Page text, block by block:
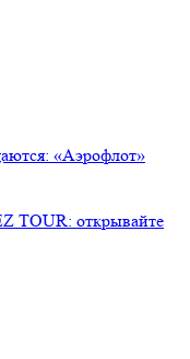
«Аэрофлот»
TOUR: открывайте